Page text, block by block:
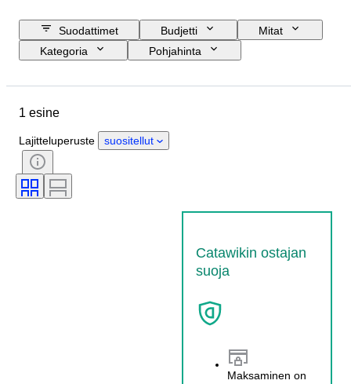
Suodattimet Budjetti
Mitat
Kategoria
Pohjahinta
Materiaali
Tyylisuuntaus
Väri
Aikakausi
1 esine
Lajitteluperuste suositellut
Catawikin ostajan
suoja
Maksaminen on